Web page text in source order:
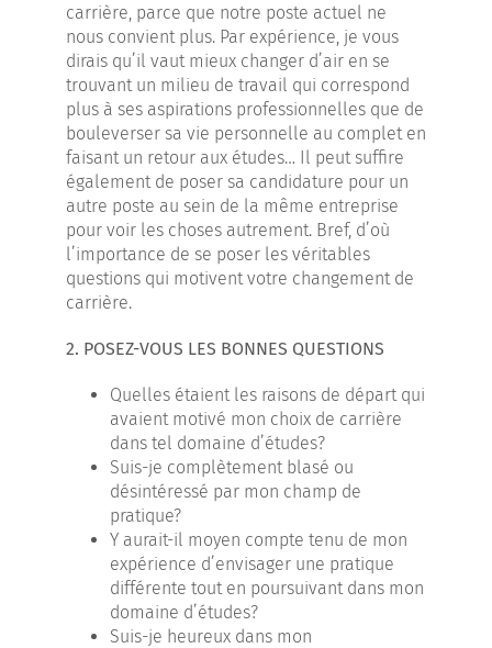
carrière, parce que notre poste actuel ne
nous convient plus. Par expérience, je vous
dirais qu’il vaut mieux changer d’air en se
trouvant un milieu de travail qui correspond
plus à ses aspirations professionnelles que de
bouleverser sa vie personnelle au complet en
faisant un retour aux études… Il peut suffire
également de poser sa candidature pour un
autre poste au sein de la même entreprise
pour voir les choses autrement. Bref, d’où
l’importance de se poser les véritables
questions qui motivent votre changement de
carrière.
2. POSEZ-VOUS LES BONNES QUESTIONS
Quelles étaient les raisons de départ qui
avaient motivé mon choix de carrière
dans tel domaine d’études?
Suis-je complètement blasé ou
désintéressé par mon champ de
pratique?
Y aurait-il moyen compte tenu de mon
expérience d’envisager une pratique
différente tout en poursuivant dans mon
domaine d’études?
Suis-je heureux dans mon